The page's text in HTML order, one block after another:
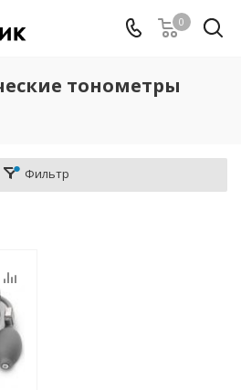
0
тонометры
Фильтр